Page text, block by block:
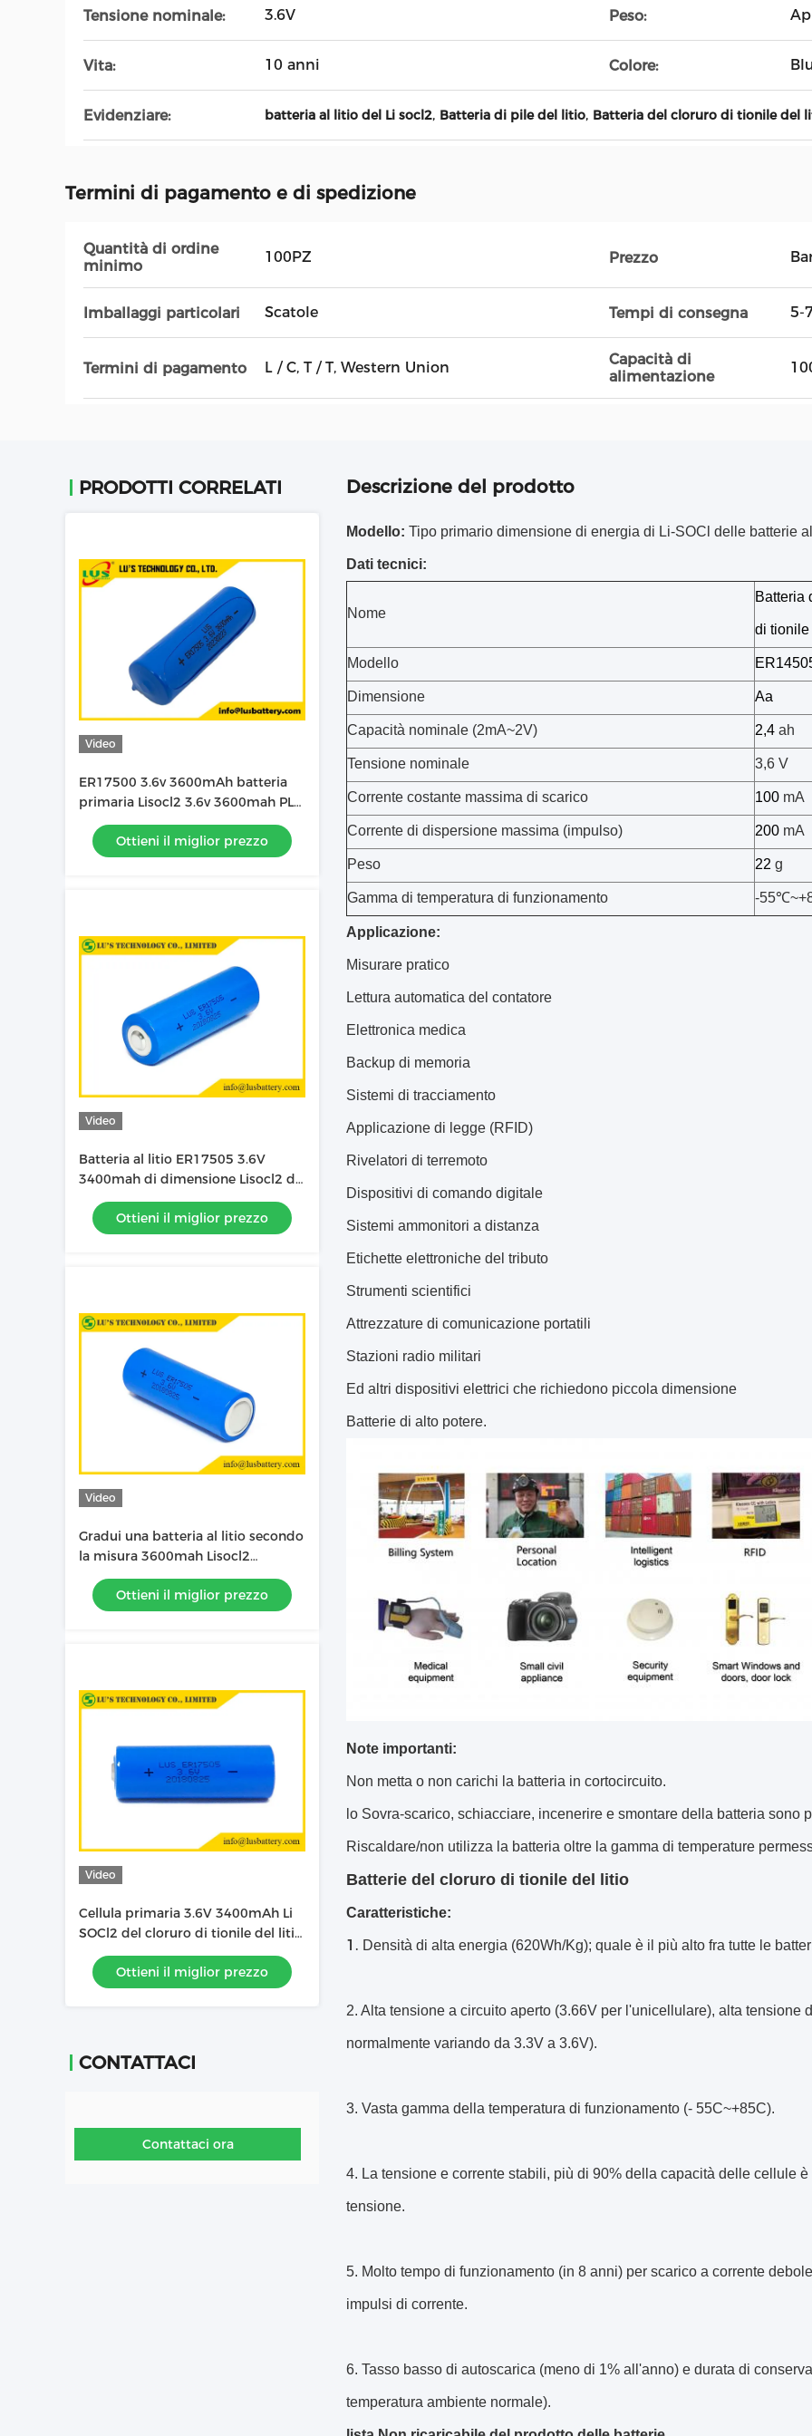
Tensione nominale: 3.6V Peso:
Vita: 10 anni Colore:
Evidenziare: batteria al litio del Li socl2, Batteria di pile del litio, Batteria del cloruro di tionile del
Termini di pagamento e di spedizione
Quantità di ordine
minimo
100PZ Prezzo
Imballaggi particolari Scatole Tempi di consegna 5-
Termini di pagamento L / C, T / T, Western Union
Capacità di
alimentazione
PRODOTTI CORRELATI
Video
ER17500 3.6v 3600mAh batteria
primaria Lisocl2 3.6v 3600mah PLC
batteria al litio OEM
Ottieni il miglior prezzo
Video
Batteria al litio ER17505 3.6V
3400mah di dimensione Lisocl2 di
ER17500 A
Ottieni il miglior prezzo
Video
Gradui una batteria al litio secondo
la misura 3600mah Lisocl2
Er17505 da 3,6 volt
Ottieni il miglior prezzo
Video
Cellula primaria 3.6V 3400mAh Li
SOCl2 del cloruro di tionile del litio
ER17505
Ottieni il miglior prezzo
CONTATTACI
Contattaci ora
Descrizione del prodotto
Modello: Tipo primario dimensione di energia di Li-SOCl delle batterie
Dati tecnici:
Nome
Batteria
di
Modello
Dimensione Aa
Capacità nominale (2mA~2V) 2,4 ah
Tensione nominale 3,6 V
Corrente costante massima di scarico 100 mA
Corrente di dispersione massima (impulso) 200 mA
Peso 22 g
Gamma di temperatura di funzionamento -55
Applicazione:
Misurare pratico
Lettura automatica del contatore
Elettronica medica
Backup di memoria
Sistemi di tracciamento
Applicazione di legge (RFID)
Rivelatori di terremoto
Dispositivi di comando digitale
Sistemi ammonitori a distanza
Etichette elettroniche del tributo
Strumenti scientifici
Attrezzature di comunicazione portatili
Stazioni radio militari
Ed altri dispositivi elettrici che richiedono piccola dimensione
Batterie di alto potere.
Note importanti:
Non metta o non carichi la batteria in cortocircuito.
lo Sovra-scarico, schiacciare, incenerire e smontare della batteria sono
Riscaldare/non utilizza la batteria oltre la gamma di temperature
Batterie del cloruro di tionile del litio
Caratteristiche:
1. Densità di alta energia (620Wh/Kg); quale è il più alto fra tutte le
2. Alta tensione a circuito aperto (3.66V per l'unicellulare), alta tensione
normalmente variando da 3.3V a 3.6V).
3. Vasta gamma della temperatura di funzionamento (- 55C~+85C).
4. La tensione e corrente stabili, più di 90% della capacità delle cellule
tensione.
5. Molto tempo di funzionamento (in 8 anni) per scarico a corrente
impulsi di corrente.
6. Tasso basso di autoscarica (meno di 1% all'anno) e durata di
temperatura ambiente normale).